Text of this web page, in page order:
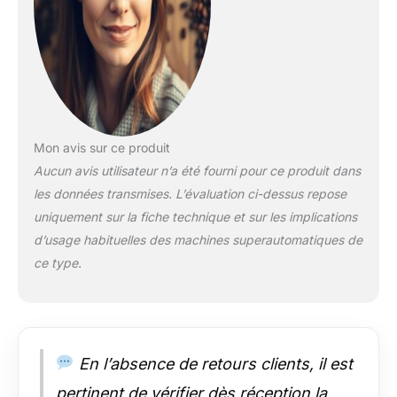
système humidifie le
café avant l'extraction,
améliorant l'arôme et le
goût. Conçue pour
s'adapter à tous vos
110 g de grains de café,
régler entre 5 niveaux
de mouture. De plus,
ses lames en acier
garantissant des
performances
Mon avis sur ce produit
Aucun avis utilisateur n’a été fourni pour ce produit dans
les données transmises. L’évaluation ci-dessus repose
uniquement sur la fiche technique et sur les implications
d’usage habituelles des machines superautomatiques de
ce type.
En l’absence de retours clients, il est
pertinent de vérifier dès réception la